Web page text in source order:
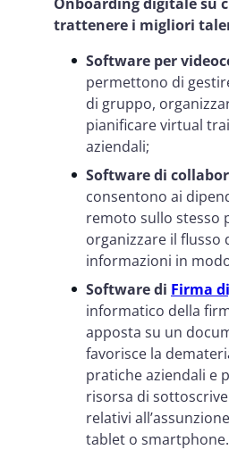
trattenere i migliori
Software per
permettono di
di gruppo,
pianificare virtual
aziendali;
Software di
consentono ai
remoto sullo stesso
organizzare il flusso
informazioni in
Software di Firma
informatico della
apposta su un
favorisce la
pratiche aziendali e
risorsa di
relativi
tablet o smartphone.